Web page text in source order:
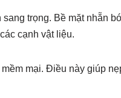
trọng. Bề mặt nhẵn
cạnh vật liệu.
mại. Điều này giúp